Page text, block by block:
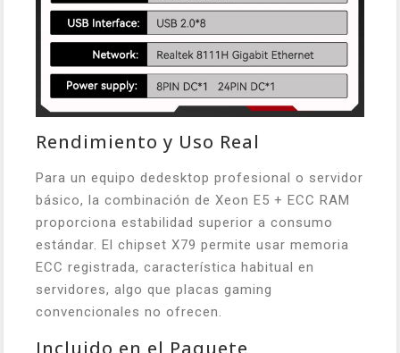
Rendimiento y Uso Real
Para un equipo dedesktop profesional o servidor
básico, la combinación de Xeon E5 + ECC RAM
proporciona estabilidad superior a consumo
estándar. El chipset X79 permite usar memoria
ECC registrada, característica habitual en
servidores, algo que placas gaming
convencionales no ofrecen.